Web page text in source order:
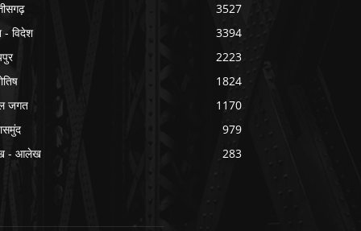
3527
- विदेश
3394
2223
1824
जगत
1170
979
- आलेख
283